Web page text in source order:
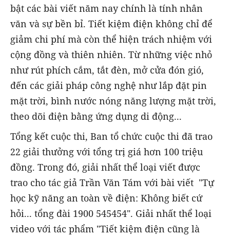
bật các bài viết năm nay chính là tính nhân
văn và sự bền bỉ. Tiết kiệm điện không chỉ để
giảm chi phí mà còn thể hiện trách nhiệm với
cộng đồng và thiên nhiên. Từ những việc nhỏ
như rút phích cắm, tắt đèn, mở cửa đón gió,
đến các giải pháp công nghệ như lắp đặt pin
mặt trời, bình nước nóng năng lượng mặt trời,
theo dõi điện bằng ứng dụng di động...
Tổng kết cuộc thi, Ban tổ chức cuộc thi đã trao
22 giải thưởng với tổng trị giá hơn 100 triệu
đồng. Trong đó, giải nhất thể loại viết được
trao cho tác giả Trần Văn Tám với bài viết "Tự
học kỹ năng an toàn về điện: Không biết cứ
hỏi... tổng đài 1900 545454". Giải nhất thể loại
video với tác phẩm "Tiết kiệm điện cũng là